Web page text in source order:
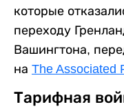
которые
переходу
Вашингтона,
на The Associated
Тарифная